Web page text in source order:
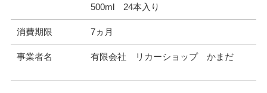
500ml 24本入り
消費期限 7ヵ月
事業者名 有限会社 リカーショップ かまだ